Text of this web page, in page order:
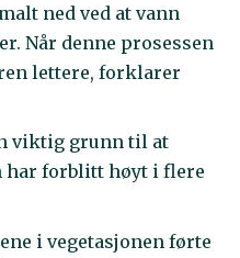
ned ved at vann
Når denne prosessen
lettere, forklarer
viktig grunn til at
har forblitt høyt i flere
i vegetasjonen førte